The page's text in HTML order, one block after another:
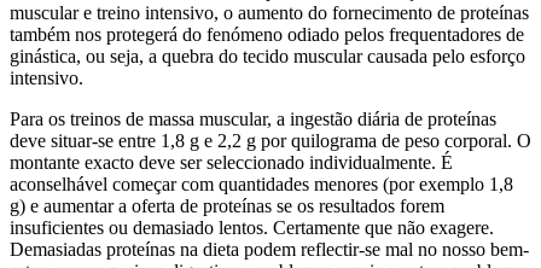
muscular e treino intensivo, o aumento do fornecimento de proteínas
também nos protegerá do fenómeno odiado pelos frequentadores de
ginástica, ou seja, a quebra do tecido muscular causada pelo esforço
intensivo.
Para os treinos de massa muscular, a ingestão diária de proteínas
deve situar-se entre 1,8 g e 2,2 g por quilograma de peso corporal. O
montante exacto deve ser seleccionado individualmente. É
aconselhável começar com quantidades menores (por exemplo 1,8
g) e aumentar a oferta de proteínas se os resultados forem
insuficientes ou demasiado lentos. Certamente que não exagere.
Demasiadas proteínas na dieta podem reflectir-se mal no nosso bem-